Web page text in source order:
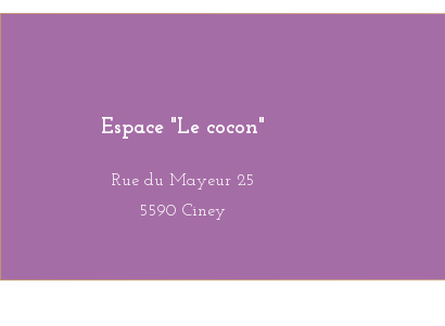
Espace "Le cocon"
Rue du Mayeur 25
5590 Ciney